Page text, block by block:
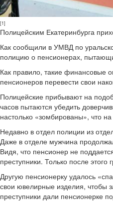
[1]
Полицейским Екатеринбурга
Как сообщили в УМВД по
полицию о пенсионерах,
Как правило, такие финансовые
пенсионеров перевести свои
Полицейские прибывают на
часов пытаются убедить
настолько «зомбированы», что
Недавно в отдел полиции из
Даже в отделе мужчина
Видя, что пенсионер не
преступники. Только после
Другую пенсионерку удалось
свои ювелирные изделия, чтобы
преступники дали пенсионерке